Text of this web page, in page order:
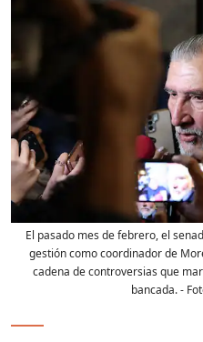
El pasado mes de febrero, el
gestión como coordinador de
cadena de controversias que
bancada.-